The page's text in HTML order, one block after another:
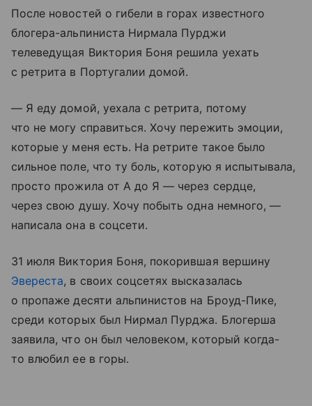
После новостей о гибели в горах известного
блогера-альпиниста Нирмала Пурджи
телеведущая Виктория Боня решила уехать
с ретрита в Португалии домой.
— Я еду домой, уехала с ретрита, потому
что не могу справиться. Хочу пережить эмоции,
которые у меня есть. На ретрите такое было
сильное поле, что ту боль, которую я испытывала,
просто прожила от А до Я — через сердце,
через свою душу. Хочу побыть одна немного, —
написала она в соцсети.
31 июля Виктория Боня, покорившая вершину
Эвереста, в своих соцсетях высказалась
о пропаже десяти альпинистов на Броуд-Пике,
среди которых был Нирмал Пурджа. Блогерша
заявила, что он был человеком, который когда-
то влюбил ее в горы.